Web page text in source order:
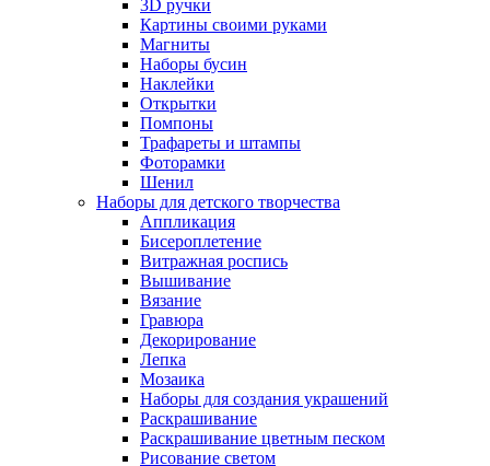
3D ручки
Картины своими руками
Магниты
Наборы бусин
Наклейки
Открытки
Помпоны
Трафареты и штампы
Фоторамки
Шенил
Наборы для детского творчества
Аппликация
Бисероплетение
Витражная роспись
Вышивание
Вязание
Гравюра
Декорирование
Лепка
Мозаика
Наборы для создания украшений
Раскрашивание
Раскрашивание цветным песком
Рисование светом